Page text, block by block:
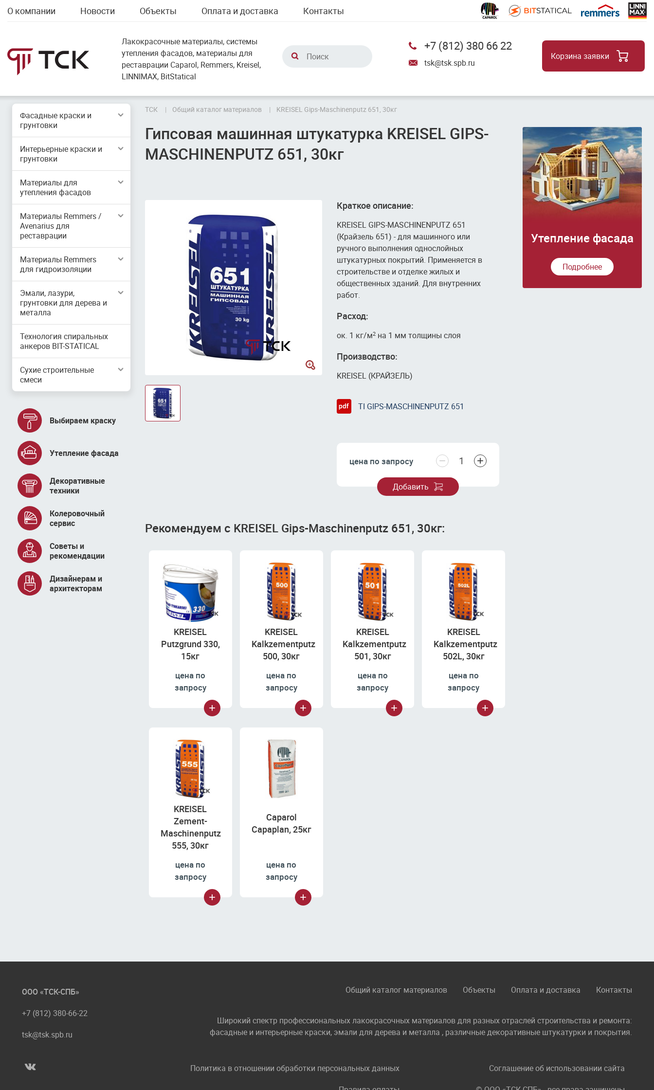
О компании Новости Объекты Оплата и доставка Контакты
Лакокрасочные материалы, системы
утепления фасадов, материалы для
реставрации Caparol, Remmers, Kreisel,
LINNIMAX, BitStatical
+7 (812) 380 66 22
tsk@tsk.spb.ru
Корзина заявки
Фасадные краски и
грунтовки
Интерьерные краски и
грунтовки
Материалы для
утепления фасадов
Материалы Remmers /
Avenarius для
реставрации
Материалы Remmers
для гидроизоляции
Эмали, лазури,
грунтовки для дерева и
металла
Технология спиральных
анкеров BIT-STATICAL
Сухие строительные
смеси
Выбираем краску
Утепление фасада
Декоративные
техники
Колеровочный
сервис
Советы и
рекомендации
Дизайнерам и
архитекторам
ТСК Общий каталог материалов KREISEL Gips-Maschinenputz 651, 30кг
Гипсовая машинная штукатурка KREISEL GIPS-
MASCHINENPUTZ 651, 30кг
Краткое описание:
KREISEL GIPS-MASCHINENPUTZ 651
(Крайзель 651) - для машинного или
ручного выполнения однослойных
штукатурных покрытий. Применяется в
строительстве и отделке жилых и
общественных зданий. Для внутренних
работ.
Расход:
ок. 1 кг/м2на 1 мм толщины слоя
Производство:
KREISEL (КРАЙЗЕЛЬ)
TI GIPS-MASCHINENPUTZ 651
цена по запросу − +
Добавить
Рекомендуем с KREISEL Gips-Maschinenputz 651, 30кг:
KREISEL
Putzgrund 330,
15кг
цена по
запросу
KREISEL
Kalkzementputz
500, 30кг
цена по
запросу
KREISEL
Kalkzementputz
501, 30кг
цена по
запросу
KREISEL
Kalkzementputz
502L, 30кг
цена по
запросу
KREISEL
Zement-
Maschinenputz
555, 30кг
цена по
запросу
Caparol
Capaplan, 25кг
цена по
запросу
Утепление фасада
Подробнее
ООО «ТСК-СПБ»
+7 (812) 380-66-22
tsk@tsk.spb.ru
Общий каталог материалов Объекты Оплата и доставка Контакты
Широкий спектр профессиональных лакокрасочных материалов для разных отраслей строительства и ремонта:
фасадные и интерьерные краски, эмали для дерева и металла , различные декоративные штукатурки и покрытия.
Политика в отношении обработки персональных данных
Соглашение об использовании сайта